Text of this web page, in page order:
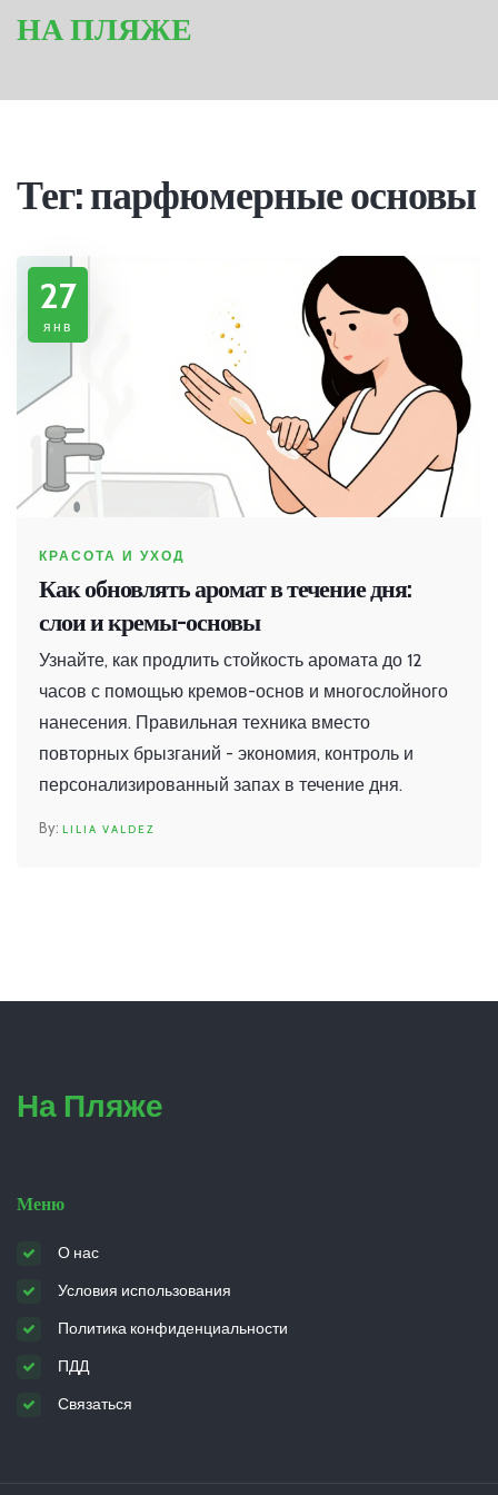
НА ПЛЯЖЕ
Тег: парфюмерные основы
27
янв
КРАСОТА И УХОД
Как обновлять аромат в течение дня:
слои и кремы-основы
Узнайте, как продлить стойкость аромата до 12
часов с помощью кремов-основ и многослойного
нанесения. Правильная техника вместо
повторных брызганий - экономия, контроль и
персонализированный запах в течение дня.
LILIA VALDEZ
На Пляже
Меню
О нас
Условия использования
Политика конфиденциальности
ПДД
Связаться